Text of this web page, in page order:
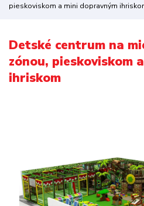
pieskoviskom a mini dopravným
Detské centrum na
zónou, pieskoviskom
ihriskom